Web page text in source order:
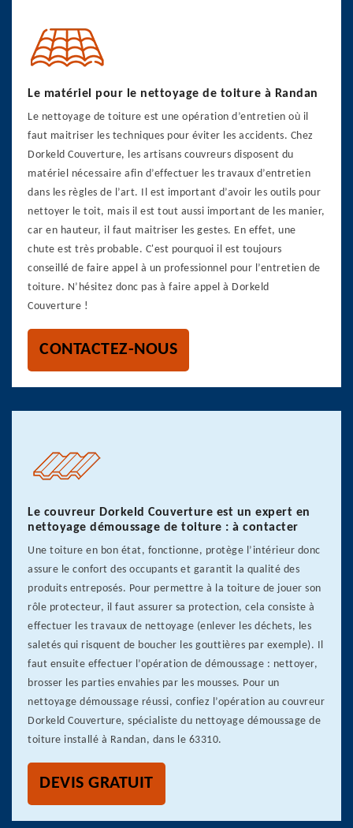
Le matériel pour le nettoyage de toiture à Randan
Le nettoyage de toiture est une opération d’entretien où il
faut maitriser les techniques pour éviter les accidents. Chez
Dorkeld Couverture, les artisans couvreurs disposent du
matériel nécessaire afin d’effectuer les travaux d’entretien
dans les règles de l’art. Il est important d’avoir les outils pour
nettoyer le toit, mais il est tout aussi important de les manier,
car en hauteur, il faut maitriser les gestes. En effet, une
chute est très probable. C'est pourquoi il est toujours
conseillé de faire appel à un professionnel pour l’entretien de
toiture. N’hésitez donc pas à faire appel à Dorkeld
Couverture !
CONTACTEZ-NOUS
Le couvreur Dorkeld Couverture est un expert en
nettoyage démoussage de toiture : à contacter
Une toiture en bon état, fonctionne, protège l’intérieur donc
assure le confort des occupants et garantit la qualité des
produits entreposés. Pour permettre à la toiture de jouer son
rôle protecteur, il faut assurer sa protection, cela consiste à
effectuer les travaux de nettoyage (enlever les déchets, les
saletés qui risquent de boucher les gouttières par exemple). Il
faut ensuite effectuer l’opération de démoussage : nettoyer,
brosser les parties envahies par les mousses. Pour un
nettoyage démoussage réussi, confiez l’opération au couvreur
Dorkeld Couverture, spécialiste du nettoyage démoussage de
toiture installé à Randan, dans le 63310.
DEVIS GRATUIT